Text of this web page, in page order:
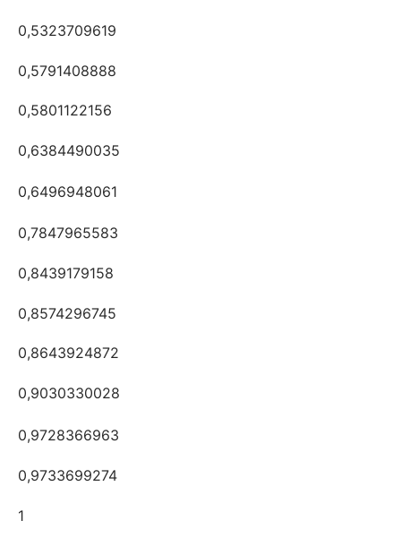
0,5323709619
0,5791408888
0,5801122156
0,6384490035
0,6496948061
0,7847965583
0,8439179158
0,8574296745
0,8643924872
0,9030330028
0,9728366963
0,9733699274
1